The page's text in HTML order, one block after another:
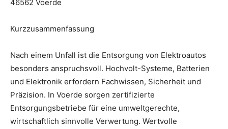
46562 Voerde
Kurzzusammenfassung
Nach einem Unfall ist die Entsorgung von Elektroautos
besonders anspruchsvoll. Hochvolt-Systeme, Batterien
und Elektronik erfordern Fachwissen, Sicherheit und
Präzision. In Voerde sorgen zertifizierte
Entsorgungsbetriebe für eine umweltgerechte,
wirtschaftlich sinnvolle Verwertung. Wertvolle